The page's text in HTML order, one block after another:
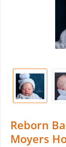
Reborn
Moyers